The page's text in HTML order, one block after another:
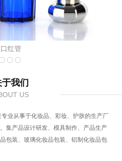
口红管
于我们
US
业从事于化妆品、彩妆、护肤的生产厂
集产品设计研发、模具制作、产品生产
包装、玻璃化妆品包装、铝制化妆品包